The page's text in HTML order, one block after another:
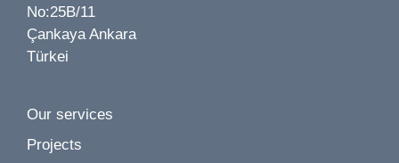
No:25B/11
Çankaya Ankara
Türkei
Our services
Projects